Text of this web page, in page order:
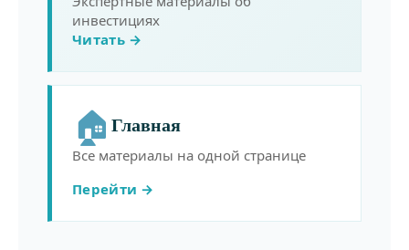
инвестициях
Читать →
🏠 Главная
Все материалы на одной странице
Перейти →